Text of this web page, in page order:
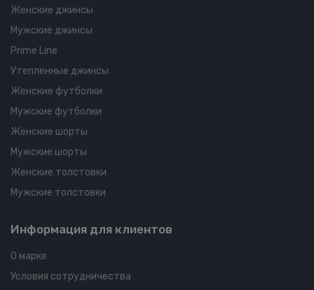
Женские джинсы
Мужские джинсы
Prime Line
Утепленные джинсы
Женские футболки
Мужские футболки
Женские шорты
Мужские шорты
Женские толстовки
Мужские толстовки
Информация для клиентов
О марке
Условия сотрудничества